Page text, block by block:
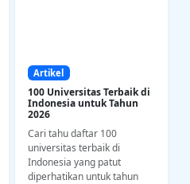
Artikel
100 Universitas Terbaik di
Indonesia untuk Tahun
2026
Cari tahu daftar 100
universitas terbaik di
Indonesia yang patut
diperhatikan untuk tahun